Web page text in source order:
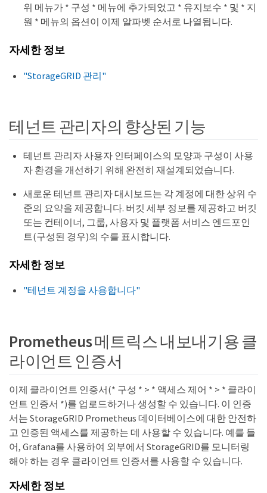
위 메뉴가 * 구성 * 메뉴에 추가되었고 * 유지보수 * 및 * 지
원 * 메뉴의 옵션이 이제 알파벳 순서로 나열됩니다.
자세한 정보
"StorageGRID 관리"
테넌트 관리자의 향상된 기능
테넌트 관리자 사용자 인터페이스의 모양과 구성이 사용
자 환경을 개선하기 위해 완전히 재설계되었습니다.
새로운 테넌트 관리자 대시보드는 각 계정에 대한 상위 수
준의 요약을 제공합니다. 버킷 세부 정보를 제공하고 버킷
또는 컨테이너, 그룹, 사용자 및 플랫폼 서비스 엔드포인
트(구성된 경우)의 수를 표시합니다.
자세한 정보
"테넌트 계정을 사용합니다"
Prometheus 메트릭스 내보내기용 클
라이언트 인증서
이제 클라이언트 인증서(* 구성 * > * 액세스 제어 * > * 클라이
언트 인증서 *)를 업로드하거나 생성할 수 있습니다. 이 인증
서는 StorageGRID Prometheus 데이터베이스에 대한 안전하
고 인증된 액세스를 제공하는 데 사용할 수 있습니다. 예를 들
어, Grafana를 사용하여 외부에서 StorageGRID를 모니터링
해야 하는 경우 클라이언트 인증서를 사용할 수 있습니다.
자세한 정보